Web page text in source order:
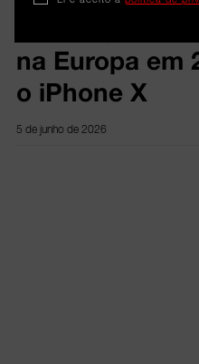
na Europa em
o iPhone X
5 de junho de 2026